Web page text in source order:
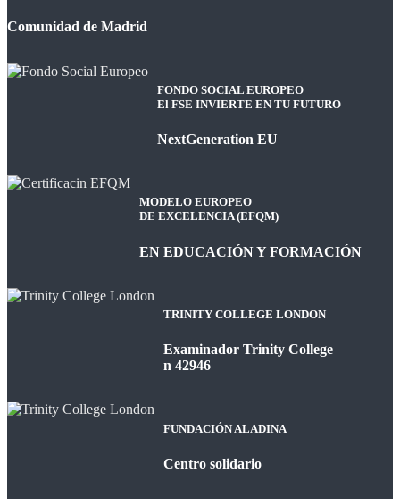
Comunidad de Madrid
FONDO SOCIAL EUROPEO
El FSE INVIERTE EN TU FUTURO
NextGeneration EU
MODELO EUROPEO
DE EXCELENCIA (EFQM)
EN EDUCACIÓN Y FORMACIÓN
TRINITY COLLEGE LONDON
Examinador Trinity College
n 42946
FUNDACIÓN ALADINA
Centro solidario